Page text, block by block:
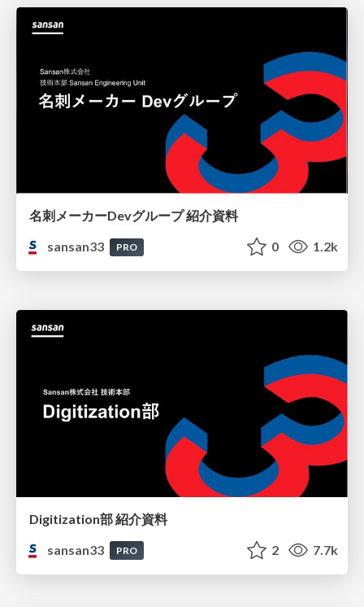
名刺メーカーDevグループ 紹介資料
sansan33
PRO 0 1.2k
Digitization部 紹介資料
sansan33
PRO 2 7.7k